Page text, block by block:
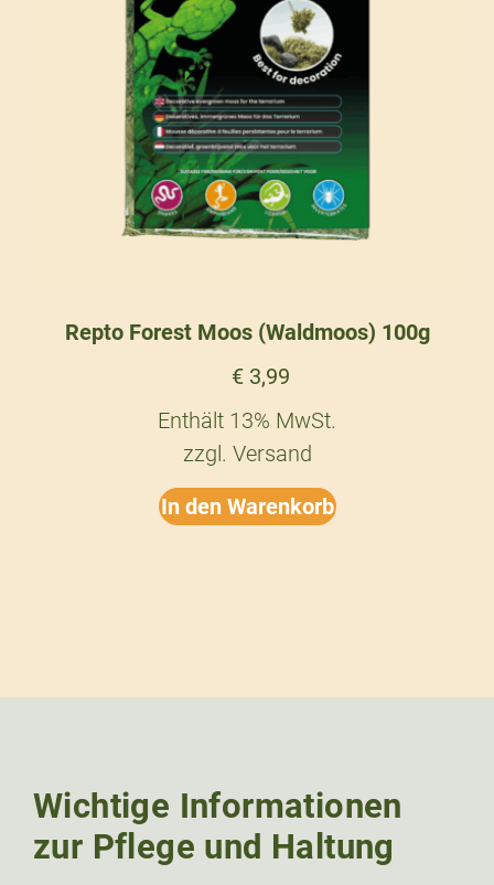
Repto Forest Moos (Waldmoos) 100g
€ 3,99
Enthält 13% MwSt.
zzgl. Versand
In den Warenkorb
Wichtige Informationen
zur Pflege und Haltung